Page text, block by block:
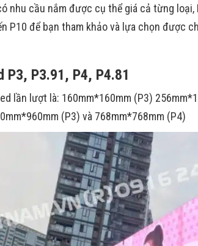
nhu cầu nắm được cụ thể giá cả từng loại,
P10 để bạn tham khảo và lựa chọn được
P3, P3.91, P4, P4.81
lần lượt là: 160mm*160mm (P3)
(P3) và 768mm*768mm (P4)